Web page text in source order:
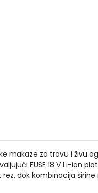
makaze za travu i
FUSE 18 V Li-ion
dok kombinacija